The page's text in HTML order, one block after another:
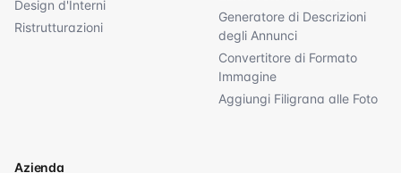
Design d'Interni
Ristrutturazioni
Generatore di Descrizioni
degli Annunci
Convertitore di Formato
Immagine
Aggiungi Filigrana alle Foto
Azienda